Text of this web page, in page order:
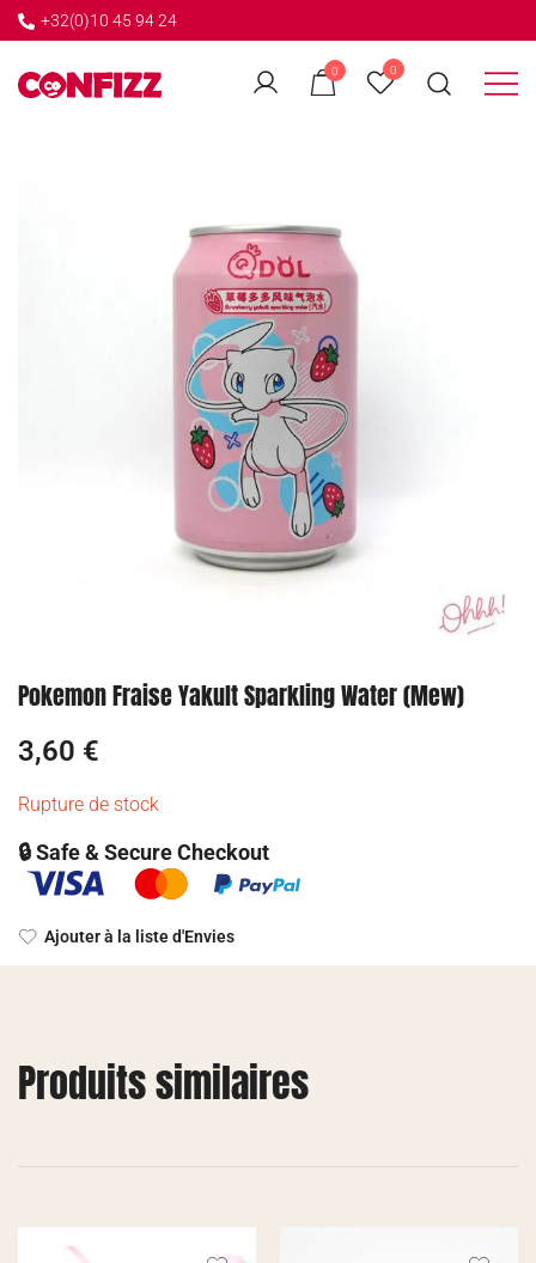
+32(0)10 45 94 24
0 0
← GO BACK
Pokemon Fraise Yakult Sparkling Water (Mew)
3,60 €
Rupture de stock
🔒 Safe & Secure Checkout
Ajouter à la liste d'Envies
Produits similaires